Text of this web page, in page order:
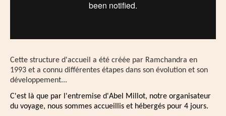
Cette structure d'accueil a été créée par Ramchandra en
1993 et a connu différentes étapes dans son évolution et son
développement...
C'est là que par l'entremise d'Abel Millot, notre organisateur
du voyage, nous sommes accueillis et hébergés pour 4 jours.